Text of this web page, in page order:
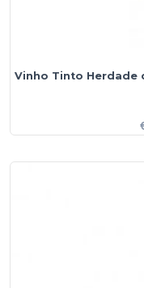
Vinho Tinto Herdade